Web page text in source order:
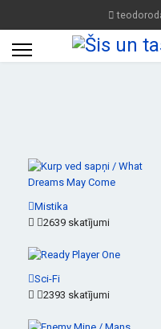
Mistika
2639 skatījumi
Sci-Fi
2393 skatījumi